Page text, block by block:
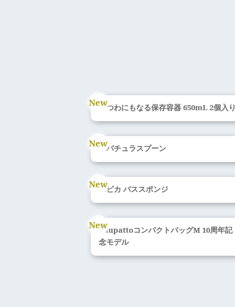
うつわにもなる保存容器 650mL 2個入り
スパチュラスプーン
水ピカ バススポンジ
ShupattoコンパクトバッグM 10周年記
念モデル